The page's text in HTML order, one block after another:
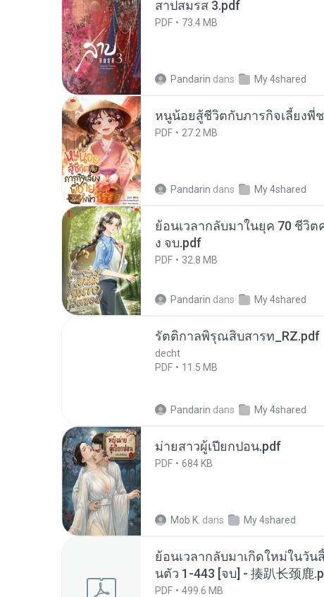
สาปสมรส 3.pdf
PDF 73.4 MB
Pandarin dans My 4shared
หนูน้อยสู้ชีวิตกับภารกิจเลี้ยงพี่
PDF 27.2 MB
Pandarin dans My 4shared
ย้อนเวลากลับมาในยุค 70 ชีวิต
ง จบ.pdf
PDF 32.8 MB
Pandarin dans My 4shared
รัตติกาลพิรุณสิบสารท_RZ.pdf
decht
PDF
11.5 MB
Pandarin dans My 4shared
ม่ายสาวผู้เปียกปอน.pdf
PDF 684 KB
Mob K. dans My 4shared
ย้อนเวลากลับมาเกิดใหม่ในวั
นตัว 1-443 [จบ] - 揍趴长颈鹿
PDF 499.6 MB